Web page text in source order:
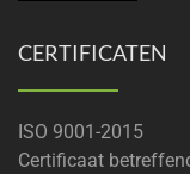
CERTIFICATEN
ISO 9001-2015
Certificaat